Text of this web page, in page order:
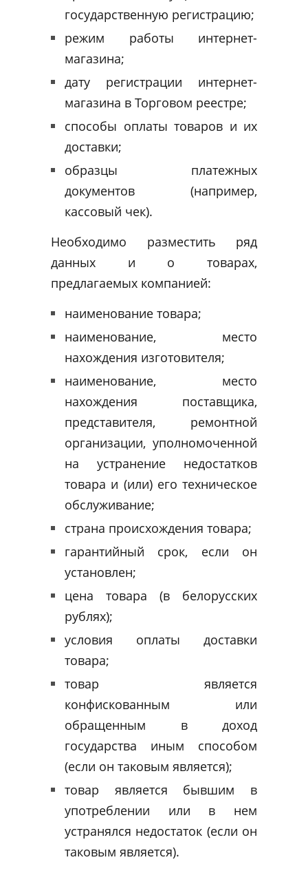
государственную регистрацию;
режим работы интернет-
магазина;
дату регистрации интернет-
магазина в Торговом реестре;
способы оплаты товаров и их
доставки;
образцы платежных
документов (например,
кассовый чек).
Необходимо разместить ряд
данных и о товарах,
предлагаемых компанией:
наименование товара;
наименование, место
нахождения изготовителя;
наименование, место
нахождения поставщика,
представителя, ремонтной
организации, уполномоченной
на устранение недостатков
товара и (или) его техническое
обслуживание;
страна происхождения товара;
гарантийный срок, если он
установлен;
цена товара (в белорусских
рублях);
условия оплаты доставки
товара;
товар является
конфискованным или
обращенным в доход
государства иным способом
(если он таковым является);
товар является бывшим в
употреблении или в нем
устранялся недостаток (если он
таковым является).